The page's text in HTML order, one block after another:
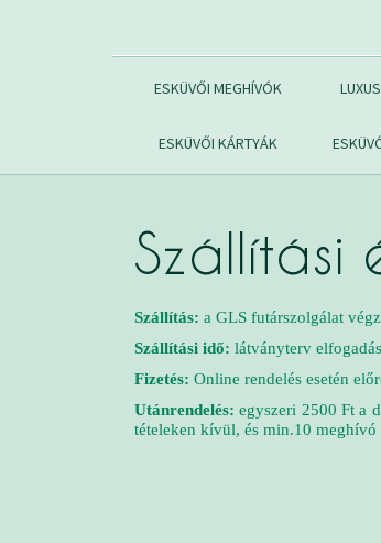
ESKÜVŐI MEGHÍVÓK
ESKÜVŐI KÁRTYÁK
Szállítási
Szállítás: a GLS futárszolgálat
Szállítási idő: látványterv
Fizetés: Online rendelés esetén
Utánrendelés:egyszeri 2500 Ft a
tételeken kívül, és min.10 meghívó